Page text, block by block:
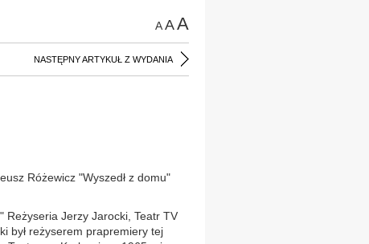
AAA
NASTĘPNY ARTYKUŁ Z WYDANIA
Różewicz "Wyszedł z domu"
Reżyseria Jerzy Jarocki, Teatr TV
był reżyserem prapremiery tej